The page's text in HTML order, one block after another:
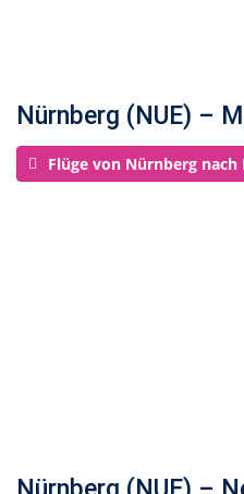
Nürnberg (NUE) –
Flüge von Nürnberg nach